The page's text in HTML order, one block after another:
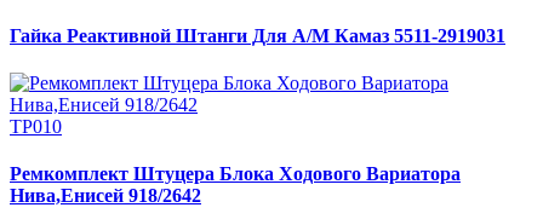
Гайка Реактивной Штанги Для А/М Камаз 5511-2919031
ТР010
Ремкомплект Штуцера Блока Ходового Вариатора
Нива,Енисей 918/2642